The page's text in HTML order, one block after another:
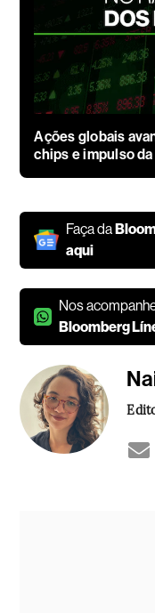
Ações globais
chips e impulso
Faça da
aqui
Nos
Bloomberg